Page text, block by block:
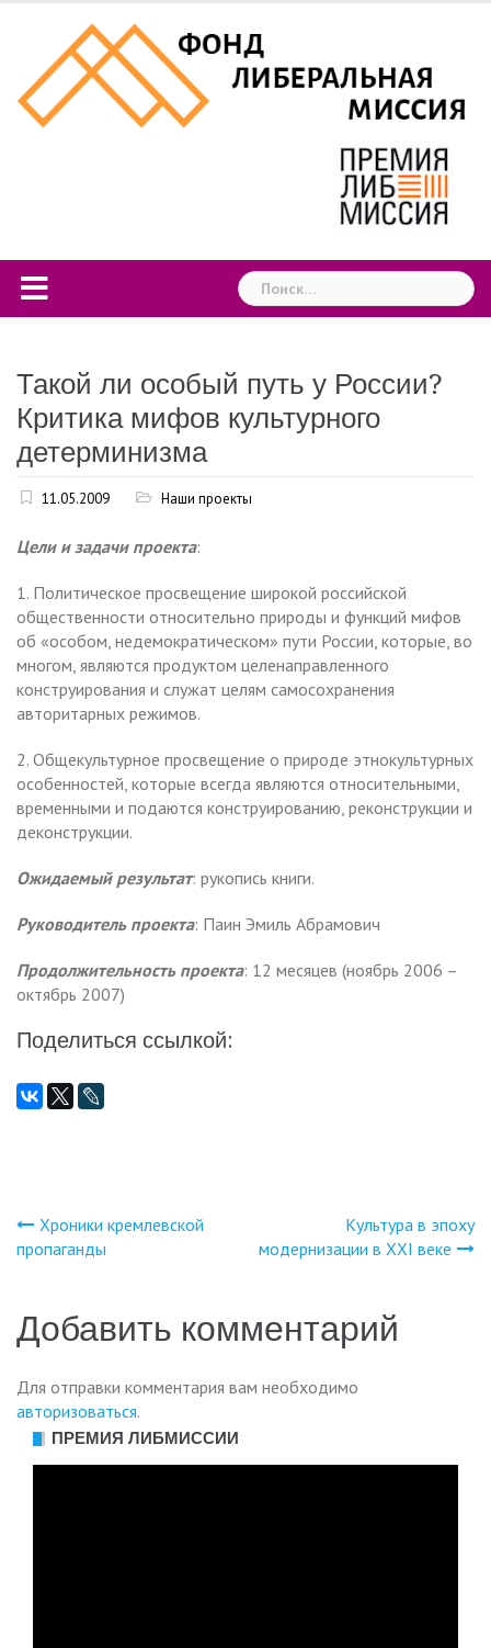
content
Найти:
Такой ли особый путь у России?
Критика мифов культурного
детерминизма
11.05.2009 Наши проекты
Цели и задачи проекта:
1. Политическое просвещение широкой российской
общественности относительно природы и функций мифов
об «особом, недемократическом» пути России, которые, во
многом, являются продуктом целенаправленного
конструирования и служат целям самосохранения
авторитарных режимов.
2. Общекультурное просвещение о природе этнокультурных
особенностей, которые всегда являются относительными,
временными и подаются конструированию, реконструкции и
деконструкции.
Ожидаемый результат: рукопись книги.
Руководитель проекта: Паин Эмиль Абрамович
Продолжительность проекта: 12 месяцев (ноябрь 2006 –
октябрь 2007)
Поделиться ссылкой:
Навигация
записям
Хроники кремлевской
пропаганды
Культура в эпоху
модернизации в XXI веке
Добавить комментарий
Для отправки комментария вам необходимо
авторизоваться.
ПРЕМИЯ ЛИБМИССИИ